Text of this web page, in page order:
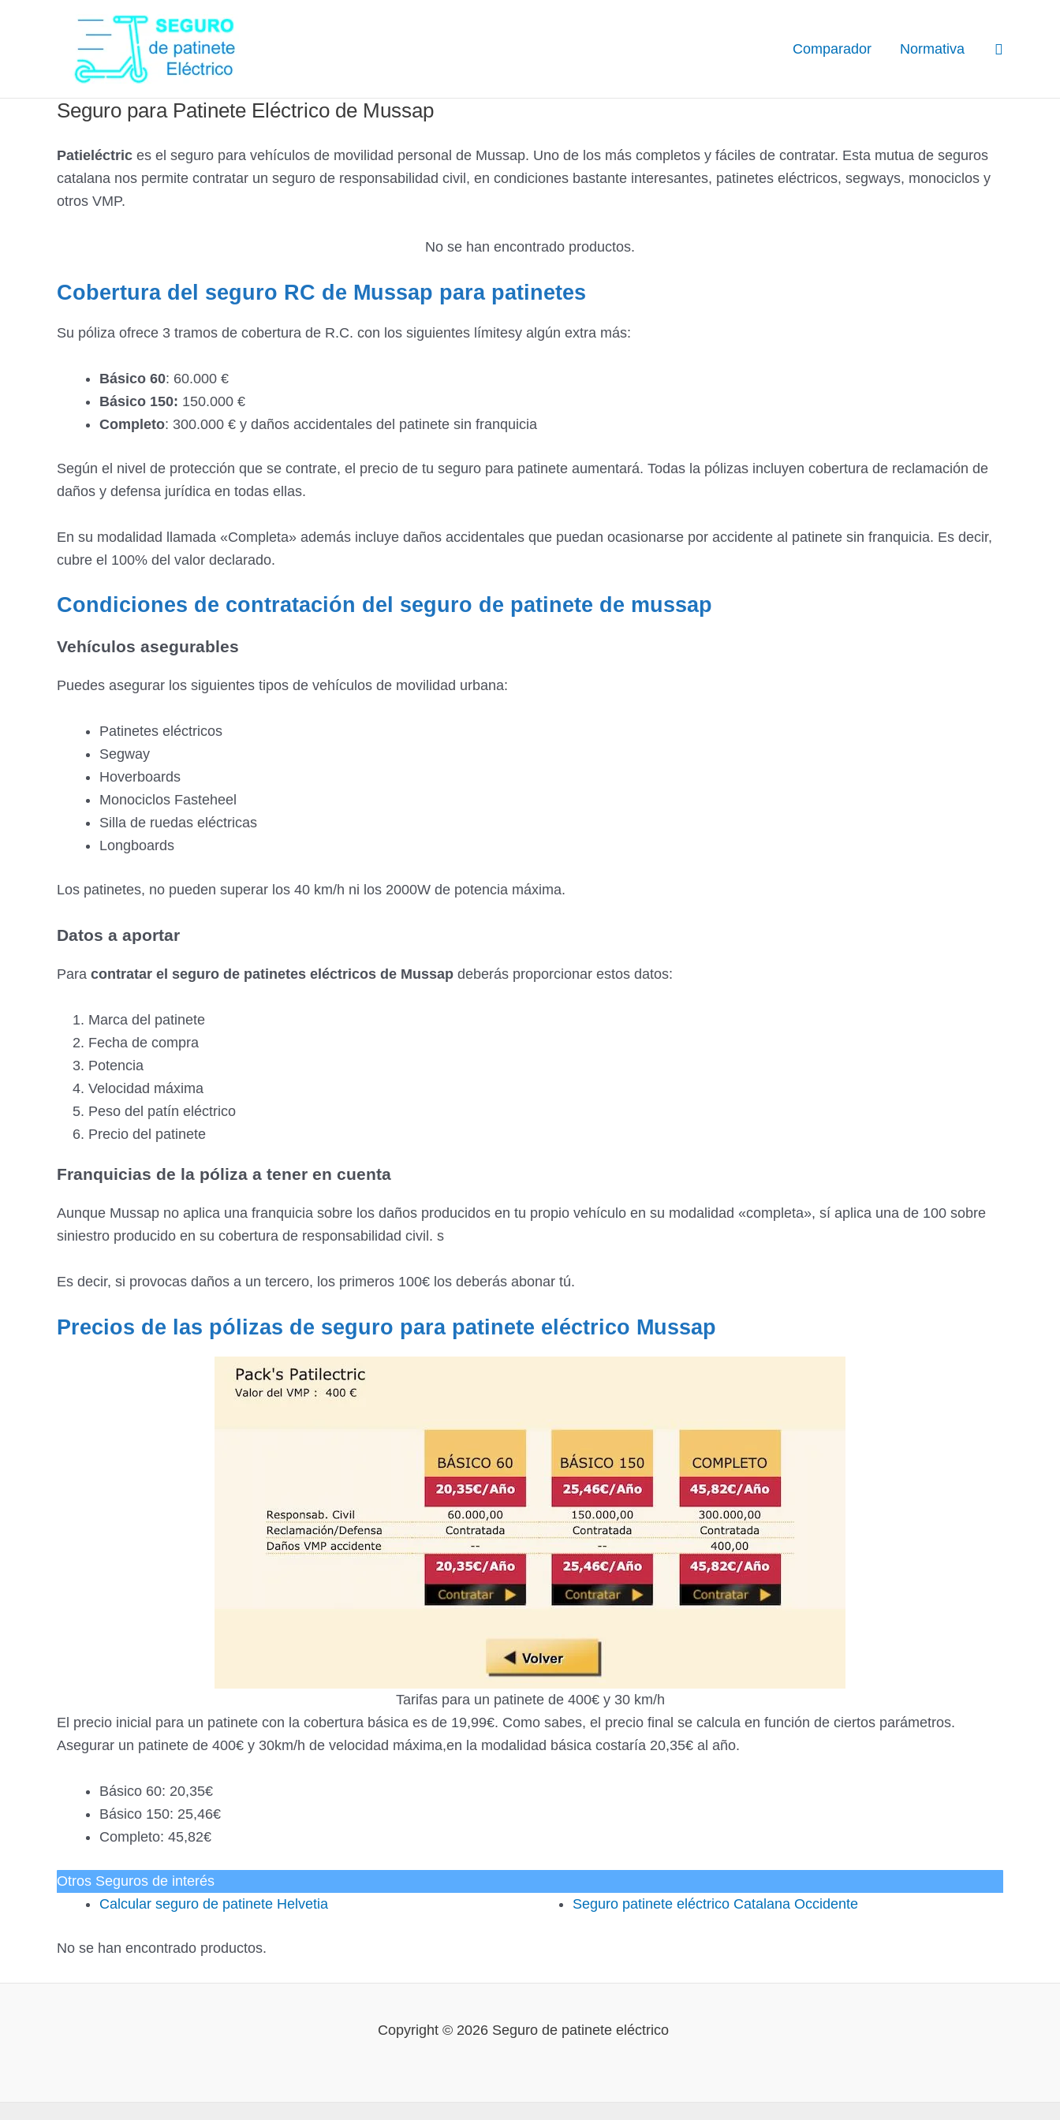
Comparador Normativa Buscar
Seguro para Patinete Eléctrico de Mussap
Patieléctric es el seguro para vehículos de movilidad personal de Mussap. Uno de los más completos y fáciles de contratar. Esta mutua de seguros
catalana nos permite contratar un seguro de responsabilidad civil, en condiciones bastante interesantes, patinetes eléctricos, segways, monociclos y
otros VMP.
No se han encontrado productos.
Cobertura del seguro RC de Mussap para patinetes
Su póliza ofrece 3 tramos de cobertura de R.C. con los siguientes límitesy algún extra más:
Básico 60: 60.000 €
Básico 150: 150.000 €
Completo: 300.000 € y daños accidentales del patinete sin franquicia
Según el nivel de protección que se contrate, el precio de tu seguro para patinete aumentará. Todas la pólizas incluyen cobertura de reclamación de
daños y defensa jurídica en todas ellas.
En su modalidad llamada «Completa» además incluye daños accidentales que puedan ocasionarse por accidente al patinete sin franquicia. Es decir,
cubre el 100% del valor declarado.
Condiciones de contratación del seguro de patinete de mussap
Vehículos asegurables
Puedes asegurar los siguientes tipos de vehículos de movilidad urbana:
Patinetes eléctricos
Segway
Hoverboards
Monociclos Fasteheel
Silla de ruedas eléctricas
Longboards
Los patinetes, no pueden superar los 40 km/h ni los 2000W de potencia máxima.
Datos a aportar
Para contratar el seguro de patinetes eléctricos de Mussap deberás proporcionar estos datos:
Marca del patinete
Fecha de compra
Potencia
Velocidad máxima
Peso del patín eléctrico
Precio del patinete
Franquicias de la póliza a tener en cuenta
Aunque Mussap no aplica una franquicia sobre los daños producidos en tu propio vehículo en su modalidad «completa», sí aplica una de 100 sobre
siniestro producido en su cobertura de responsabilidad civil. s
Es decir, si provocas daños a un tercero, los primeros 100€ los deberás abonar tú.
Precios de las pólizas de seguro para patinete eléctrico Mussap
Tarifas para un patinete de 400€ y 30 km/h
El precio inicial para un patinete con la cobertura básica es de 19,99€. Como sabes, el precio final se calcula en función de ciertos parámetros.
Asegurar un patinete de 400€ y 30km/h de velocidad máxima,en la modalidad básica costaría 20,35€ al año.
Básico 60: 20,35€
Básico 150: 25,46€
Completo: 45,82€
Otros Seguros de interés
Calcular seguro de patinete Helvetia
Seguro patinete eléctrico Catalana Occidente
No se han encontrado productos.
Copyright © 2026 Seguro de patinete eléctrico